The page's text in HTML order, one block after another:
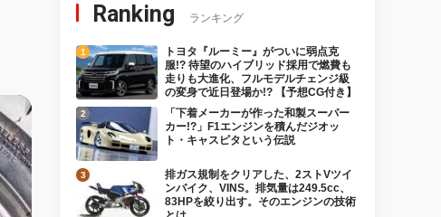
Ranking ランキング
トヨタ『ルーミー』がついに弱点克
服!? 待望のハイブリッド採用で燃費も
走りも大進化、フルモデルチェンジ級
の変身で近日登場か!? 【予想CG付き】
「下着メーカーが作った和製スーパー
カー!?」F1エンジンを積んだジオッ
ト・キャスピタという伝説
排ガス規制をクリアした、2ストVツイ
ンバイク、VINS。排気量は249.5cc、
83HPを絞り出す。そのエンジンの技術